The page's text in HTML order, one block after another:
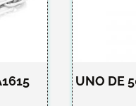
UNO DE